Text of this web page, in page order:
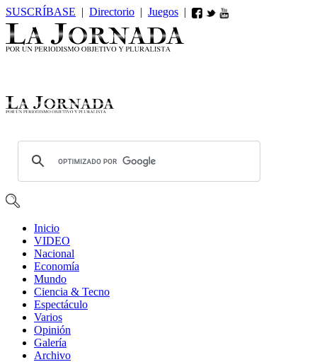
SUSCRÍBASE | Directorio | Juegos |
Inicio
VIDEO
Nacional
Economía
Mundo
Ciencia & Tecno
Espectáculo
Varios
Opinión
Galería
Archivo